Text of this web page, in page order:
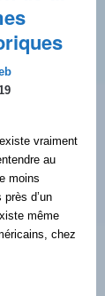
vraiment
au
moins
d’un
même
chez